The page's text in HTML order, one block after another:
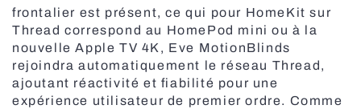
frontalier est présent, ce qui pour HomeKit sur
Thread correspond au HomePod mini ou à la
nouvelle Apple TV 4K, Eve MotionBlinds
rejoindra automatiquement le réseau Thread,
ajoutant réactivité et fiabilité pour une
expérience utilisateur de premier ordre. Comme